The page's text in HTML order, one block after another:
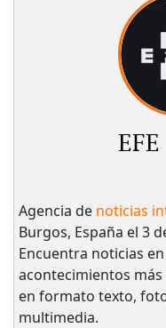
EFE
Agencia de noticias
Burgos, España el 3
Encuentra noticias
acontecimientos
en formato texto,
multimedia.